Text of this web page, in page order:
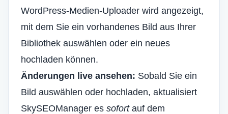
WordPress-Medien-Uploader wird angezeigt,
mit dem Sie ein vorhandenes Bild aus Ihrer
Bibliothek auswählen oder ein neues
hochladen können.
Änderungen live ansehen: Sobald Sie ein
Bild auswählen oder hochladen, aktualisiert
SkySEOManager es sofortauf dem